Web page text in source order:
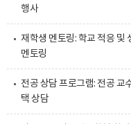
행사
재학생 멘토링: 학교 적응 및
멘토링
전공 상담 프로그램: 전공
택 상담